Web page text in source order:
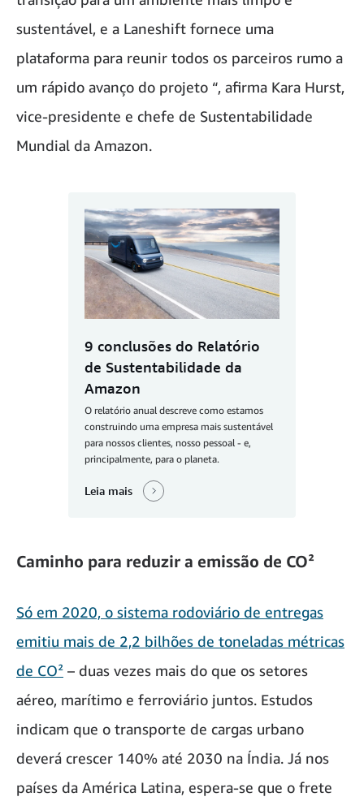
sustentável, e a Laneshift fornece uma
plataforma para reunir todos os parceiros rumo a
um rápido avanço do projeto “, afirma Kara Hurst,
vice-presidente e chefe de Sustentabilidade
Mundial da Amazon.
9 conclusões do Relatório
de Sustentabilidade da
Amazon
O relatório anual descreve como estamos
construindo uma empresa mais sustentável
para nossos clientes, nosso pessoal - e,
principalmente, para o planeta.
Leia mais
Caminho para reduzir a emissão de CO²
Só em 2020, o sistema rodoviário de entregas
emitiu mais de 2,2 bilhões de toneladas métricas
de CO² – duas vezes mais do que os setores
aéreo, marítimo e ferroviário juntos. Estudos
indicam que o transporte de cargas urbano
deverá crescer 140% até 2030 na Índia. Já nos
países da América Latina, espera-se que o frete